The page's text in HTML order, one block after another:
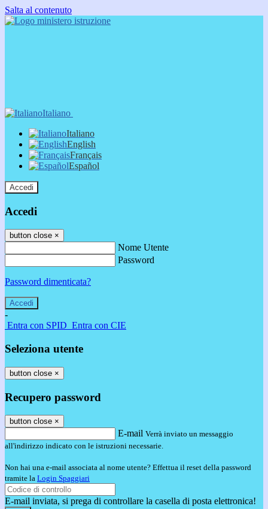
Salta al contenuto
Italiano
Italiano
English
Français
Español
Accedi
Accedi
button close ×
Nome Utente
Password
Password dimenticata?
-
Entra con SPID Entra con CIE
Seleziona utente
button close ×
Recupero password
button close ×
E-mail Verrà inviato un messaggio
all'indirizzo indicato con le istruzioni necessarie.
Non hai una e-mail associata al nome utente? Effettua il reset della password
tramite la Login Spaggiari
E-mail inviata, si prega di controllare la casella di posta elettronica!